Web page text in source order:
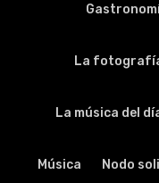
La
La música del
Música Nodo